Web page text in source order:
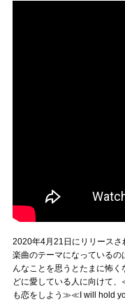
2020年4月21日にリリースさ
楽曲のテーマになっている
んなことを思うとたまに怖
どに愛している人に向けて
も恋をしよう≫≪I will hold